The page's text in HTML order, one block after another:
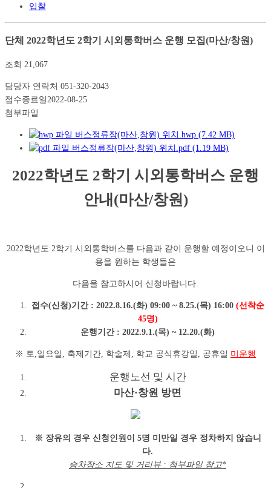
입찰
단체 2022학년도 2학기 시외통학버스 운행 모집(마산/창원)
조회 21,067
담당자 연락처 051-320-2043
접수종료일2022-08-25
첨부파일
버스정류장(마산,창원) 위치.hwp (7.42 MB)
버스정류장(마산,창원) 위치.pdf (1.19 MB)
2022학년도 2학기 시외통학버스 운행
안내 (마산/창원)
2022학년도 2학기 시외통학버스를 다음과 같이 운행할 예정이오니 이
용을 원하는 학생들은
다음을 참고하시어 신청바랍니다.
접수(신청)기간 : 2022.8.16.(화) 09:00 ~ 8.25.(목) 16:00 (선착순
45명)
운행기간 : 2022.9.1.(목) ~ 12.20.(화)
※ 토,일요일, 축제기간, 학술제, 학교 공식휴강일, 공휴일 미운행
운행노선 및 시간
마산·창원 방면
※ 장유의 경우 신청인원이 5명 미만일 경우 정차하지 않습니
다.
승차장소 지도 및 거리뷰 : 첨부파일 참고*